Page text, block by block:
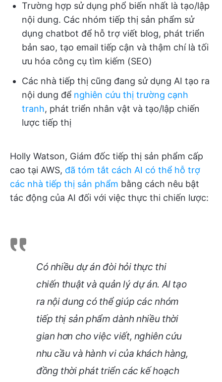
Trường hợp sử dụng phổ biến nhất là tạo/lập
nội dung. Các nhóm tiếp thị sản phẩm sử
dụng chatbot để hỗ trợ viết blog, phát triển
bản sao, tạo email tiếp cận và thậm chí là tối
ưu hóa công cụ tìm kiếm (SEO)
Các nhà tiếp thị cũng đang sử dụng AI tạo ra
nội dung để nghiên cứu thị trường cạnh
tranh, phát triển nhân vật và tạo/lập chiến
lược tiếp thị
Holly Watson, Giám đốc tiếp thị sản phẩm cấp
cao tại AWS, đã tóm tắt cách AI có thể hỗ trợ
các nhà tiếp thị sản phẩm bằng cách nêu bật
tác động của AI đối với việc thực thi chiến lược:
Có nhiều dự án đòi hỏi thực thi
chiến thuật và quản lý dự án. AI tạo
ra nội dung có thể giúp các nhóm
tiếp thị sản phẩm dành nhiều thời
gian hơn cho việc viết, nghiên cứu
nhu cầu và hành vi của khách hàng,
đồng thời phát triển các kế hoạch